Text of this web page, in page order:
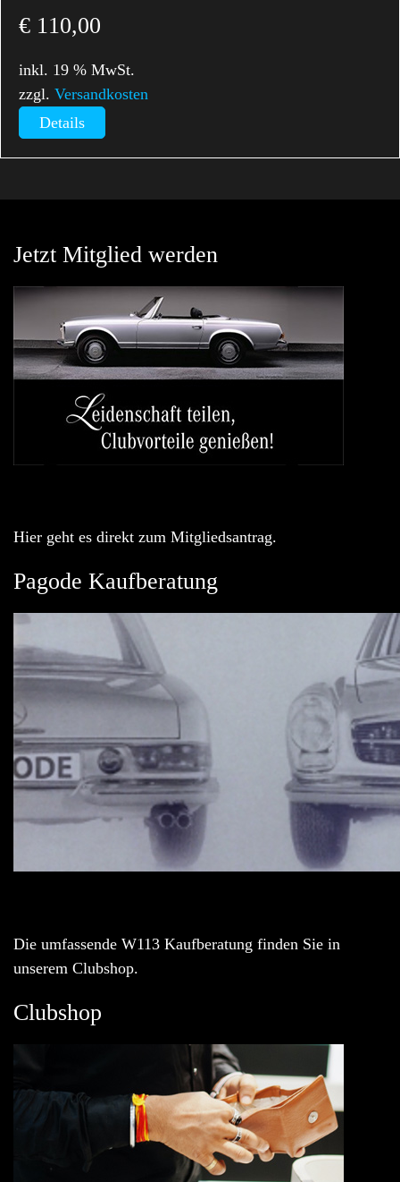
€ 110,00
inkl. 19 % MwSt.
zzgl.Versandkosten
Details
Jetzt Mitglied werden
Hier geht es direkt zum Mitgliedsantrag.
Pagode Kaufberatung
Die umfassende W113 Kaufberatung finden Sie in
unserem Clubshop.
Clubshop